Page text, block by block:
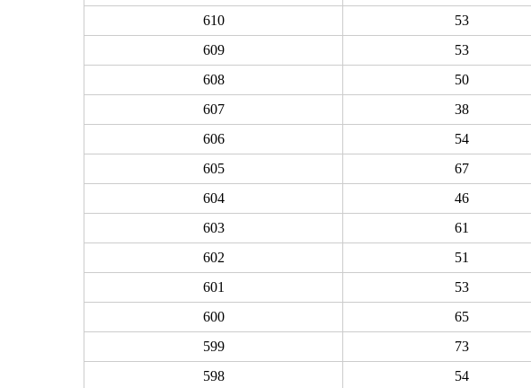
610
53
609
53
608
50
607
38
606
54
605
67
604
46
603
61
602
51
601
53
600
65
599
73
598
54